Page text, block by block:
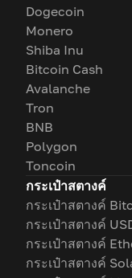
Dogecoin
Monero
Shiba Inu
Bitcoin Cash
Avalanche
Tron
BNB
Polygon
Toncoin
กระเป๋าสตางค์
กระเป๋าสตางค์
กระเป๋าสตางค์
กระเป๋าสตางค์
กระเป๋าสตางค์